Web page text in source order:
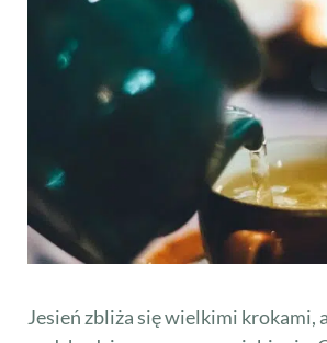
Jesień zbliża się wielkimi krokami,